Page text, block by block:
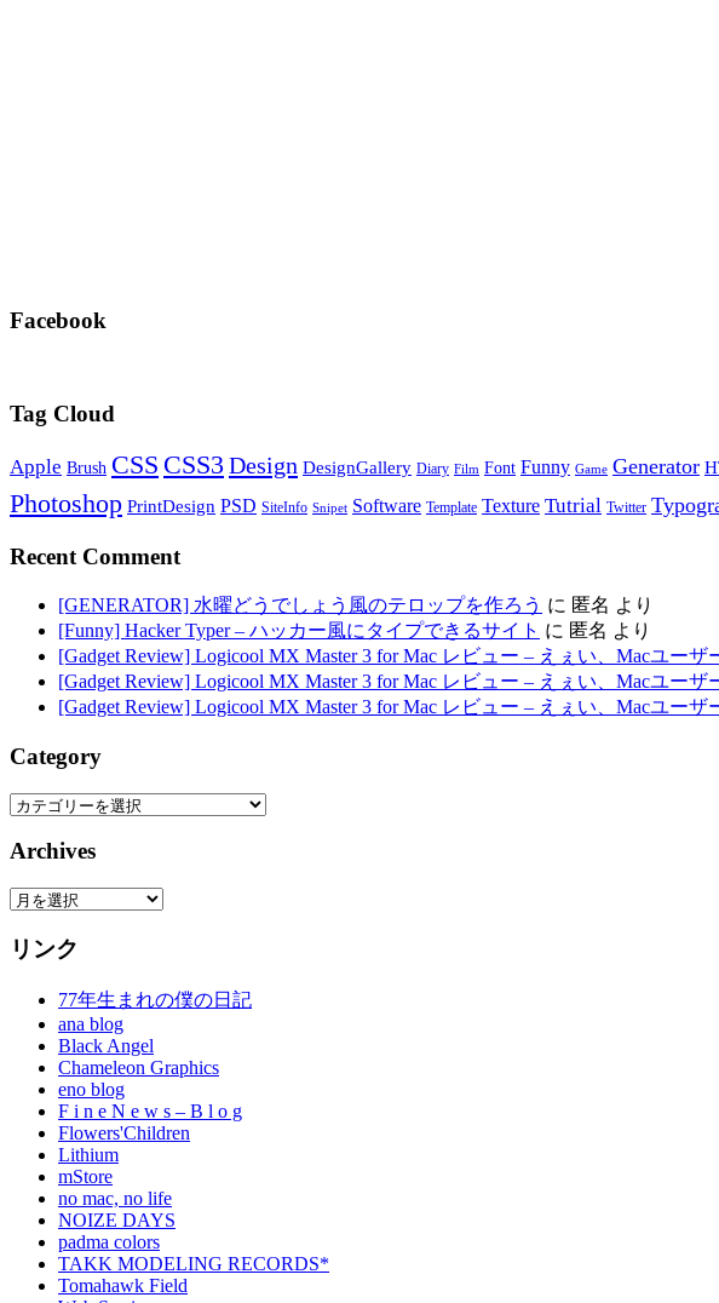
Facebook
Tag Cloud
Apple Brush CSS CSS3 Design DesignGallery Diary Film Font Funny Game Generator
Photoshop PrintDesign PSD SiteInfo Snipet Software Template Texture Tutrial Twitter
Recent Comment
[GENERATOR] 水曜どうでしょう風のテロップを作ろう に 匿名 より
[Funny] Hacker Typer – ハッカー風にタイプできるサイト に 匿名 より
[Gadget Review] Logicool MX Master 3 for Mac レビュー – えぇい、Macユーザ
[Gadget Review] Logicool MX Master 3 for Mac レビュー – えぇい、Macユーザ
[Gadget Review] Logicool MX Master 3 for Mac レビュー – えぇい、Macユーザ
Category
Category
Archives
Archives
リンク
77年生まれの僕の日記
ana blog
Black Angel
Chameleon Graphics
eno blog
F i n e N e w s – B l o g
Flowers'Children
Lithium
mStore
no mac, no life
NOIZE DAYS
padma colors
TAKK MODELING RECORDS*
Tomahawk Field